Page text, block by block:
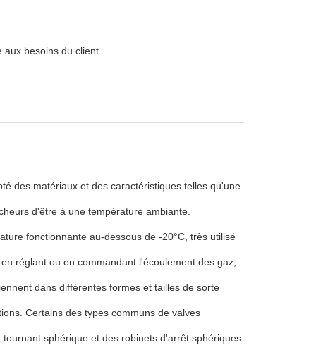
besoins du client.
des matériaux et des caractéristiques telles qu'une
d'être à une température ambiante.
fonctionnante au-dessous de -20°C, très utilisé
réglant ou en commandant l'écoulement des gaz,
dans différentes formes et tailles de sorte
Certains des types communs de valves
sphérique et des robinets d'arrêt sphériques.